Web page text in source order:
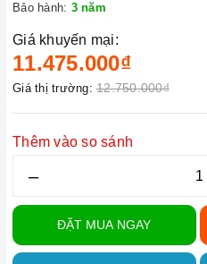
Bảo hành: 3 năm
Giá khuyến mại:
11.475.000₫
Giá thị trường: 12.750.000₫
Thêm vào so sánh
–
ĐẶT MUA NGAY